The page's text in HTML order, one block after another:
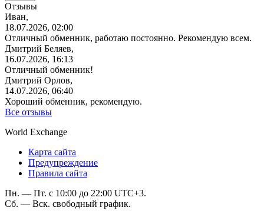
Отзывы
Иван,
18.07.2026, 02:00
Отличный обменник, работаю постоянно. Рекомендую всем.
Дмитрий Беляев,
16.07.2026, 16:13
Отличный обменник!
Дмитрий Орлов,
14.07.2026, 06:40
Хороший обменник, рекомендую.
Все отзывы
World Exchange
Карта сайта
Предупреждение
Правила сайта
Пн. — Пт. с 10:00 до 22:00 UTC+3.
Сб. — Вск. свободный график.